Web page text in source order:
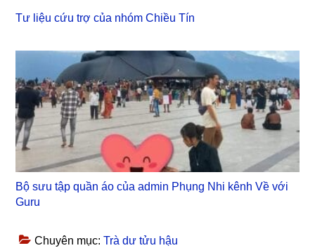
Tư liệu cứu trợ của nhóm Chiều Tín
Bộ sưu tập quần áo của admin Phụng Nhi kênh Về với
Guru
Chuyên mục:Trà dư tửu hậu